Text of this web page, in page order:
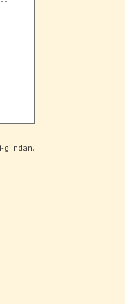
giindan.